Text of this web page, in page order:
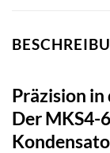
Präzision
Der MKS4-